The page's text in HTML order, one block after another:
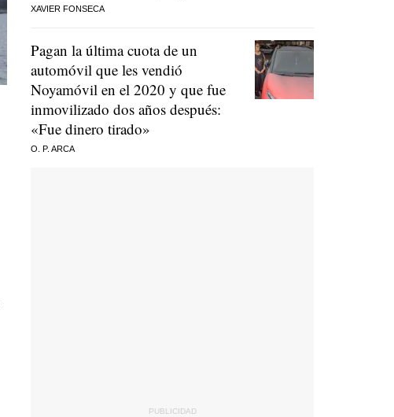
XAVIER FONSECA
Pagan la última cuota de un
automóvil que les vendió
Noyamóvil en el 2020 y que fue
inmovilizado dos años después:
«Fue dinero tirado»
O. P. ARCA